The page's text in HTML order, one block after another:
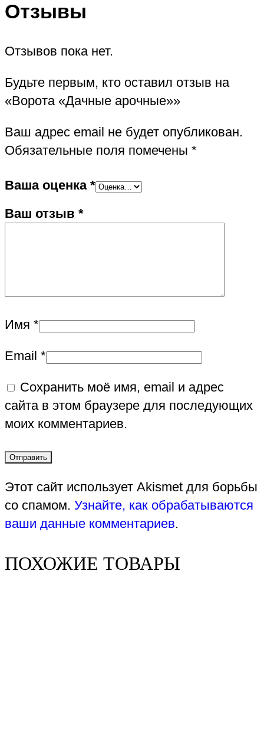
Отзывы
Отзывов пока нет.
Будьте первым, кто оставил отзыв на
«Ворота «Дачные арочные»»
Ваш адрес email не будет опубликован.
Обязательные поля помечены *
Ваша оценка *
Ваш отзыв *
Имя *
Email *
Сохранить моё имя, email и адрес
сайта в этом браузере для последующих
моих комментариев.
Этот сайт использует Akismet для борьбы
со спамом. Узнайте, как обрабатываются
ваши данные комментариев.
ПОХОЖИЕ ТОВАРЫ